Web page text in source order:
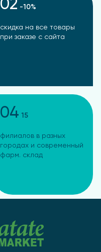
02 -10%
скидка на все товары
при заказе с сайта
04 15
филиалов в разных
городах и современный
фарм. склад